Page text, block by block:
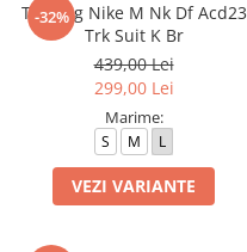
-32%
Trening Nike M Nk Df Acd23
Trk Suit K Br
439,00 Lei
299,00 Lei
Marime:
S M L
VEZI VARIANTE